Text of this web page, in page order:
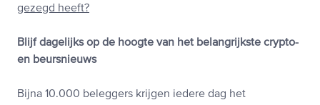
gezegd heeft?
Blijf dagelijks op de hoogte van het belangrijkste crypto-
en beursnieuws
Bijna 10.000 beleggers krijgen iedere dag het